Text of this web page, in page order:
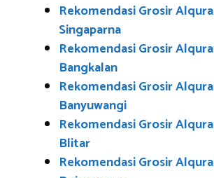
Rekomendasi Grosir
Singaparna
Rekomendasi Grosir
Bangkalan
Rekomendasi Grosir
Banyuwangi
Rekomendasi Grosir
Blitar
Rekomendasi Grosir